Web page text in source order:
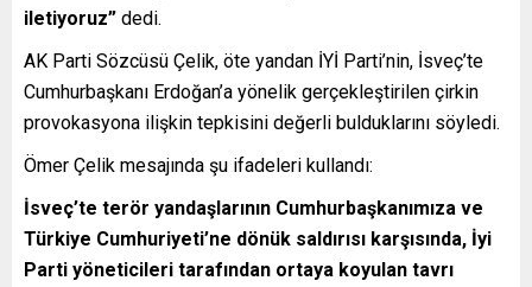
iletiyoruz” dedi.
AK Parti Sözcüsü Çelik, öte yandan İYİ Parti’nin, İsveç’te
Cumhurbaşkanı Erdoğan’a yönelik gerçekleştirilen çirkin
provokasyona ilişkin tepkisini değerli bulduklarını söyledi.
Ömer Çelik mesajında şu ifadeleri kullandı:
İsveç’te terör yandaşlarının Cumhurbaşkanımıza ve
Türkiye Cumhuriyeti’ne dönük saldırısı karşısında, İyi
Parti yöneticileri tarafından ortaya koyulan tavrı